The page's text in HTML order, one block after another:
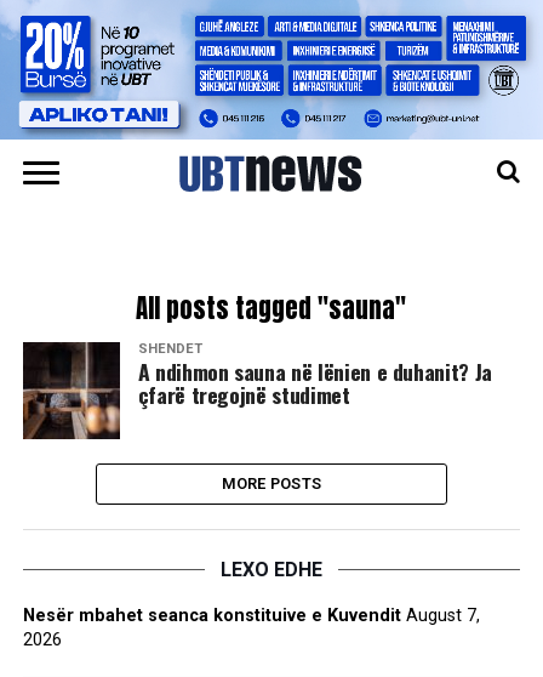
All posts tagged "sauna"
SHËNDET
A ndihmon sauna në lënien e duhanit? Ja
çfarë tregojnë studimet
MORE POSTS
LEXO EDHE
Nesër mbahet seanca konstituive e Kuvendit August 7,
2026